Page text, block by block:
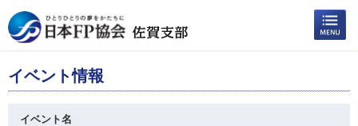
イベント情報
イベント名